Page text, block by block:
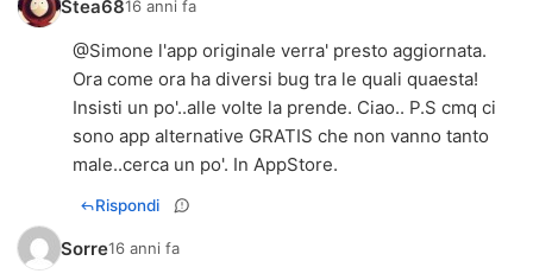
Stea6816 anni fa
@Simone l'app originale verra' presto aggiornata.
Ora come ora ha diversi bug tra le quali quaesta!
Insisti un po'..alle volte la prende. Ciao.. P.S cmq ci
sono app alternative GRATIS che non vanno tanto
male..cerca un po'. In AppStore.
Rispondi
Sorre16 anni fa